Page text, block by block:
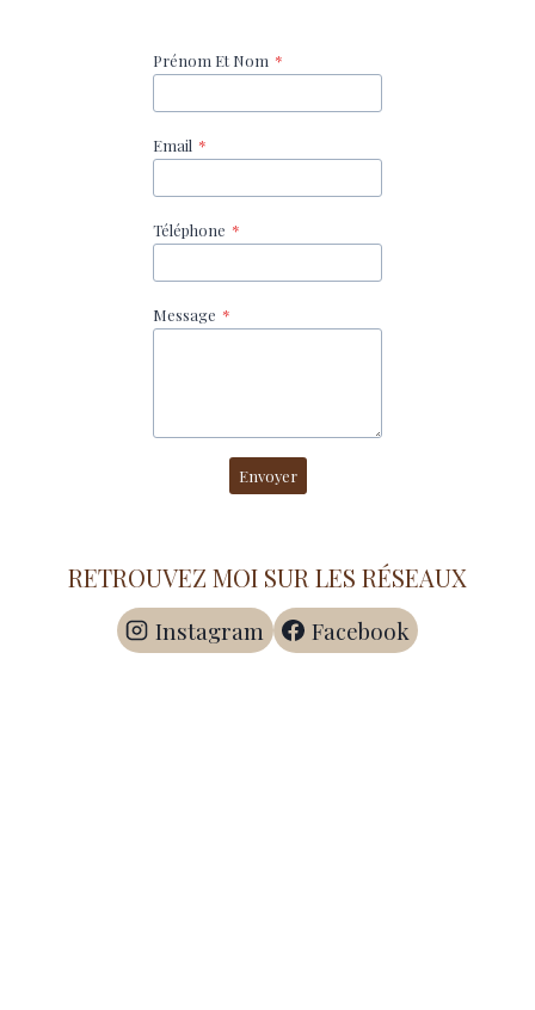
Prénom Et Nom *
Email *
Téléphone *
Message *
Envoyer
RETROUVEZ MOI SUR LES RÉSEAUX
Instagram Facebook